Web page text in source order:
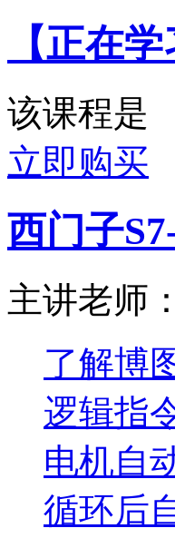
【正在
该课程是
立即购买
西门子
主讲老师：
了解博
逻辑指
电机自
循环后